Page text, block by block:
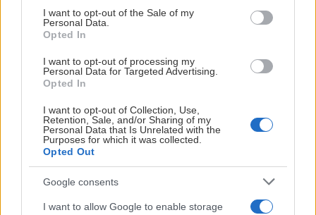
consent section.
I want to opt-out of the Sale of my
Personal Data.
Opted In
I want to opt-out of processing my
Personal Data for Targeted Advertising.
Opted In
I want to opt-out of Collection, Use,
Retention, Sale, and/or Sharing of my
Personal Data that Is Unrelated with the
Purposes for which it was collected.
Opted Out
Google consents
I want to allow Google to enable storage
Lör 15/8: MoDo–Timrå el. Sundsvall (SCA-cupen) –Biljetter
Tors 20/8: Skellefteå–MoDo (Strömsund) –
Tis 25/8: MoDo–Björklöven (Hägglunds Arena) – Biljetter
släpps v. 33
Tis 1/9 Luleå–MoDo –Biljetter
Fre 4/9: MoDo–Timrå (Högslätten, Härnösand) –
Tis 8/9: Björklöven–MoDo –
Fre 11/9: MoDo–Östersund (Niphallen, Sollefteå) –Biljetter